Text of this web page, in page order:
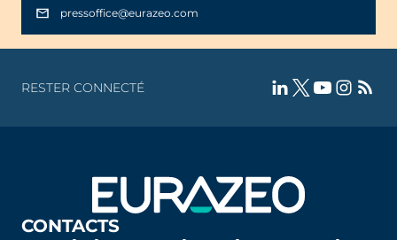
pressoffice@eurazeo.com
RESTER CONNECTÉ
CONTACTS